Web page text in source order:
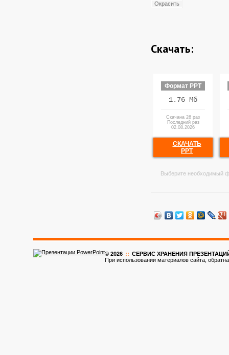
Окрасить
Скачать:
Формат PPT
1.76 Мб
Скачана 26 раз
Последний раз
02.08.2026
СКАЧАТЬ
PPT
Выберите необходимый
© 2026 :: CЕРВИС ХРАНЕНИЯ ПРЕЗЕНТАЦИЙ
При использовании материалов сайта,